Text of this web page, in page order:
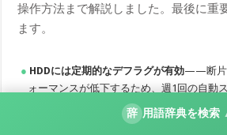
操作方法まで解説しました。最後に重
ます。
HDDには定期的なデフラグが有効——断片
ォーマンスが低下するため、週1回の自動
SSDにデフラグは不要——SSDにはTRIMが
Windowsが自動的に適切な最適化を選択す
辞 用語辞典を検索